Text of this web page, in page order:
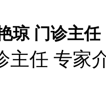
琼 门诊主任
主任 专家